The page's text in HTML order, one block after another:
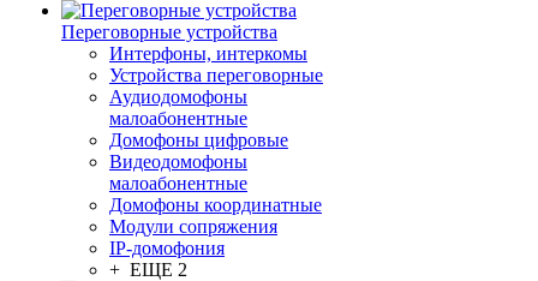
Переговорные устройства
Интерфоны, интеркомы
Устройства переговорные
Аудиодомофоны
малоабонентные
Домофоны цифровые
Видеодомофоны
малоабонентные
Домофоны координатные
Модули сопряжения
IP-домофония
+ ЕЩЕ 2